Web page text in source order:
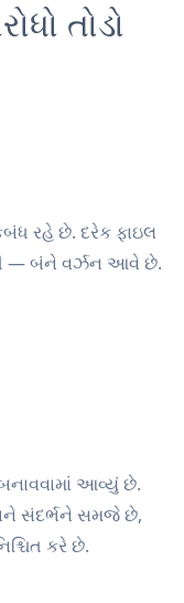
તોડો
રહે છે. દરેક ફાઇલ
— બંને વર્ઝન આવે છે.
આવ્યું છે.
સંદર્ભને સમજે છે,
કરે છે.